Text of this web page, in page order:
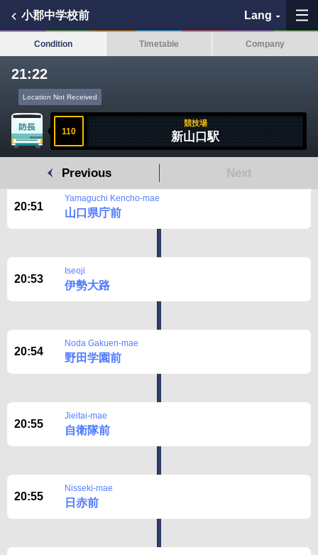
小郡中学校前 Lang
History
See the map
各バス会社リンク先
BUSit User's Guide
Condition Timetable Company
21:22
Location Not Received
110
競技場
新山口駅
Previous Next
20:51
Yamaguchi Kencho-mae
山口県庁前
20:53
Iseoji
伊勢大路
20:54
Noda Gakuen-mae
野田学園前
20:55
Jieitai-mae
自衛隊前
20:55
Nisseki-mae
日赤前